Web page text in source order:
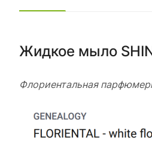
Жидкое мыло
Флориентальная